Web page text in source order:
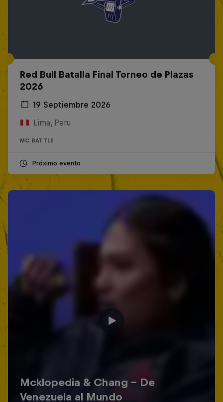
Red Bull Batalla Final Torneo de Plazas
2026
19 Septiembre 2026
Lima, Peru
MC BATTLE
Próximo evento